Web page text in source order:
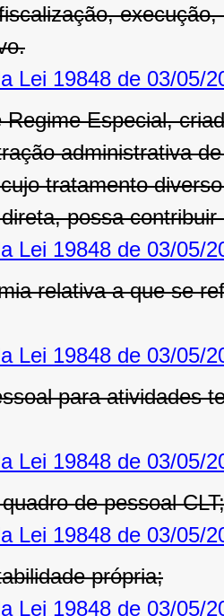
Lei 19848 de 03/05/
Regime Especial,
administrativa
tratamento
possa
Lei 19848 de 03/05/
relativa a que se
Lei 19848 de 03/05/
para atividades
Lei 19848 de 03/05/
de pessoal CLT;
Lei 19848 de 03/05/
própria;
Lei 19848 de 03/05/